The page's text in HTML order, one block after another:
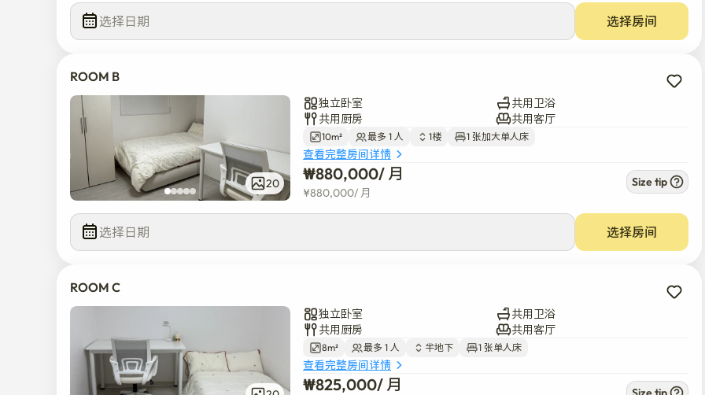
汉阳大站（2号线）→ 步行 1 分钟
汉阳大学 → 步行 5 分钟
圣水洞→地铁10分钟（咖啡厅·美食店·热门场所）
东大门 → 地铁15分钟
**位于2号线线上，江南、弘大、市政府等首尔主要地区的出行非常方便。
选择日期 选择房间
ROOM B
20
独立卧室
共用卫浴
共用厨房
共用客厅
10m² 最多 1 人 1楼 1 张加大单人床
查看完整房间详情
₩880,000/ 月
¥880,000/ 月
Size tip
选择日期 选择房间
ROOM C
独立卧室
共用卫浴
共用厨房
共用客厅
8m² 最多 1 人 半地下 1 张单人床
查看完整房间详情
₩825,000/ 月